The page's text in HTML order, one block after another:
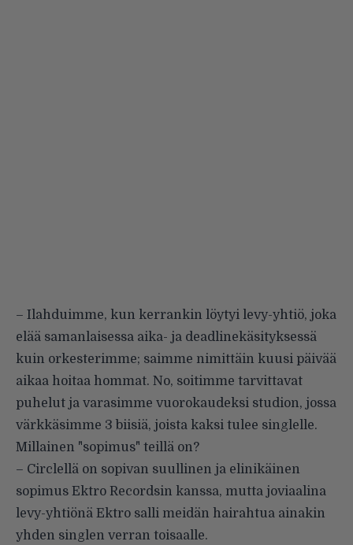
– Ilahduimme, kun kerrankin löytyi levy-yhtiö, joka
elää samanlaisessa aika- ja deadlinekäsityksessä
kuin orkesterimme; saimme nimittäin kuusi päivää
aikaa hoitaa hommat. No, soitimme tarvittavat
puhelut ja varasimme vuorokaudeksi studion, jossa
värkkäsimme 3 biisiä, joista kaksi tulee singlelle.
Millainen "sopimus" teillä on?
– Circlellä on sopivan suullinen ja elinikäinen
sopimus Ektro Recordsin kanssa, mutta joviaalina
levy-yhtiönä Ektro salli meidän hairahtua ainakin
yhden singlen verran toisaalle.